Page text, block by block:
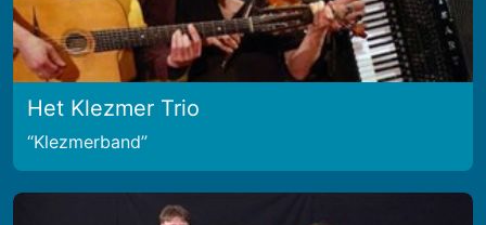
Het Klezmer Trio
Klezmerband